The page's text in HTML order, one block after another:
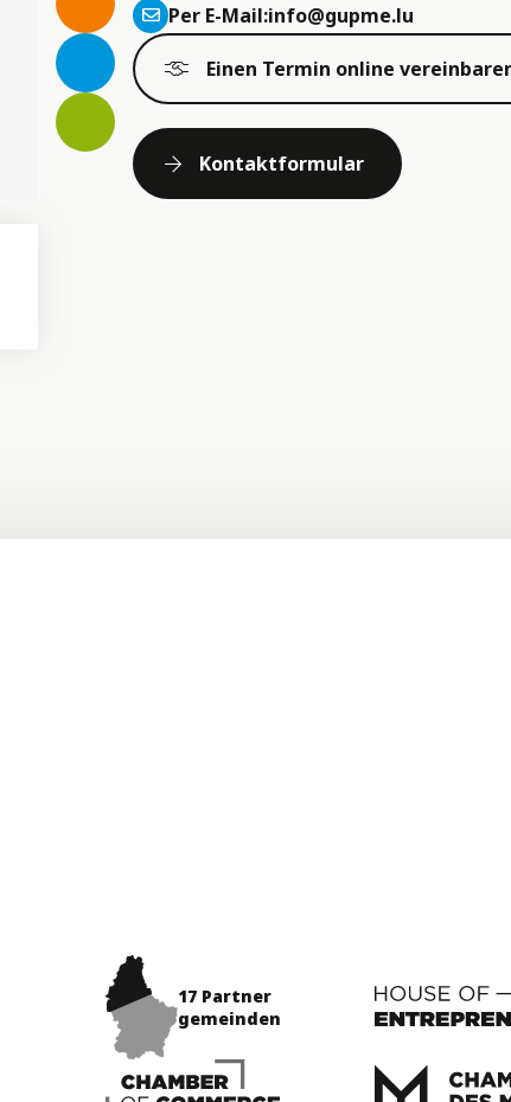
Per E-Mail:info@gupme.lu
Einen Termin online
Kontaktformular
17 Partner
gemeinden